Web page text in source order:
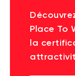
Place To
la